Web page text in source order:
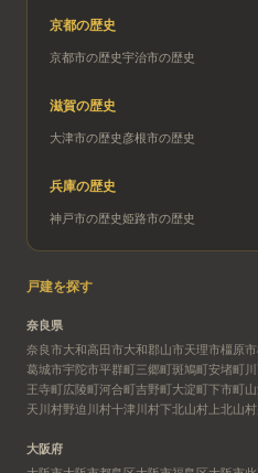
京都の歴史
京都市の歴史宇治市の歴史
滋賀の歴史
大津市の歴史 彦根市の歴史
兵庫の歴史
神戸市の歴史姫路市の歴史
戸建を探す
奈良県
奈良市大和高田市大和郡山市天理市橿原市
葛城市宇陀市平群町三郷町斑鳩町安堵町
王寺町広陵町河合町吉野町大淀町下市町
天川村野迫川村十津川村下北山村 上北山村
大阪府